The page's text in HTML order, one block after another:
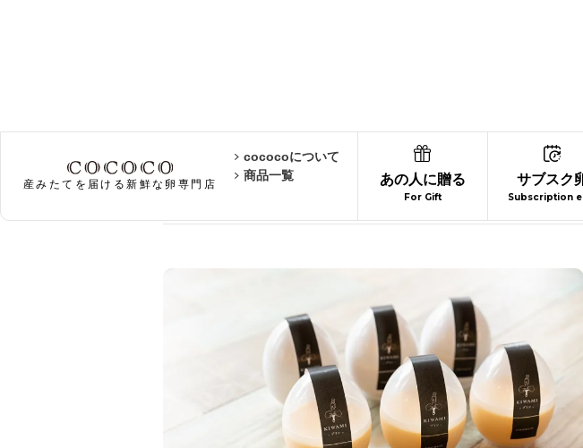
産みたてを届ける新鮮な卵専門店
cococoについて
商品一覧
あの人に贈る
For Gift
サブスク
Subscription
KIWAMIプリン（6個入）